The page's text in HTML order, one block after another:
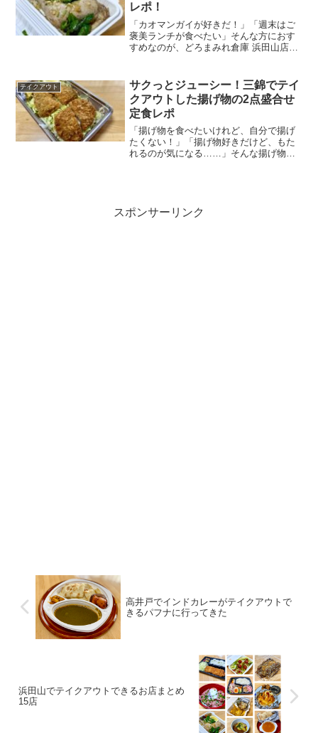
レポ！
「カオマンガイが好きだ！」「週末はご
褒美ランチが食べたい」そんな方におす
すめなのが、どろまみれ倉庫 浜田山店さ
みご飯は、一口食べるだけで頬が落ちる
極上の味わいが楽しめま...
テイクアウト
サクっとジューシー！三錦でテイ
クアウトした揚げ物の2点盛合せ
定食レポ
「揚げ物を食べたいけれど、自分で揚げ
たくない！」「揚げ物好きだけど、もた
れるのが気になる……」そんな揚げ物好
スポンサーリンク
高井戸でインドカレーがテイクアウトで
きるパフナに行ってきた
浜田山でテイクアウトできるお店まとめ
15店